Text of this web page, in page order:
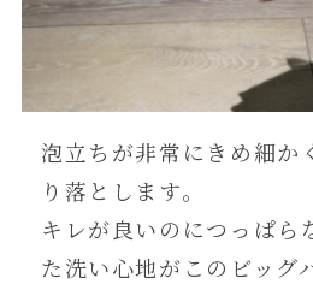
泡立ちが非常にきめ細か
り落とします。
キレが良いのにつっぱら
た洗い心地がこのビッグ